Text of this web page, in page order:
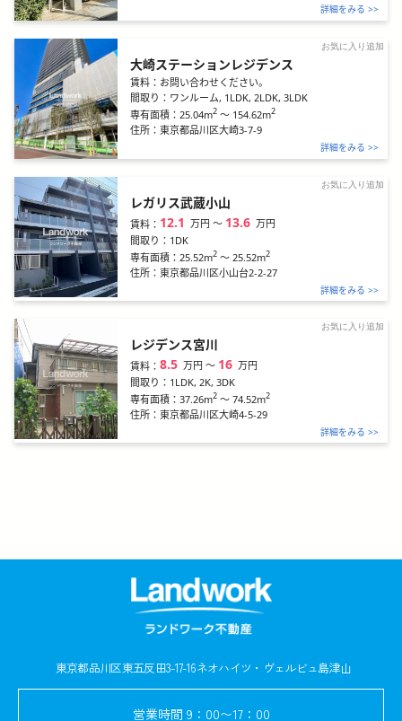
詳細をみる >>
お気に入り追加
大崎ステーションレジデンス
賃料： お問い合わせください。
間取り： ワンルーム, 1LDK, 2LDK, 3LDK
専有面積：25.04m2 ～ 154.62m2
住所：東京都品川区大崎3-7-9
詳細をみる >>
お気に入り追加
レガリス武蔵小山
賃料： 12.1 万円〜 13.6 万円
間取り： 1DK
専有面積：25.52m2 ～ 25.52m2
住所：東京都品川区小山台2-2-27
詳細をみる >>
お気に入り追加
レジデンス宮川
賃料：8.5 万円〜 16 万円
間取り： 1LDK, 2K, 3DK
専有面積：37.26m2 ～ 74.52m2
住所：東京都品川区大崎4-5-29
詳細をみる >>
東京都品川区東五反田3-17-16ネオハイツ・ヴェルビュ島津山
営業時間 9：00〜17：00